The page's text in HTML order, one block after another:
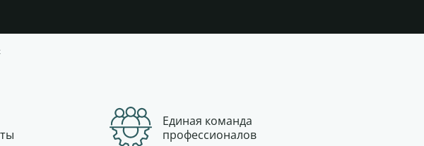
Единая команда
профессионалов